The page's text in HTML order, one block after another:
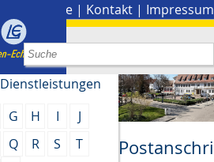
Presse | Kontakt | Impressum
Dienstleistungen
G H I
J
Q R S
T